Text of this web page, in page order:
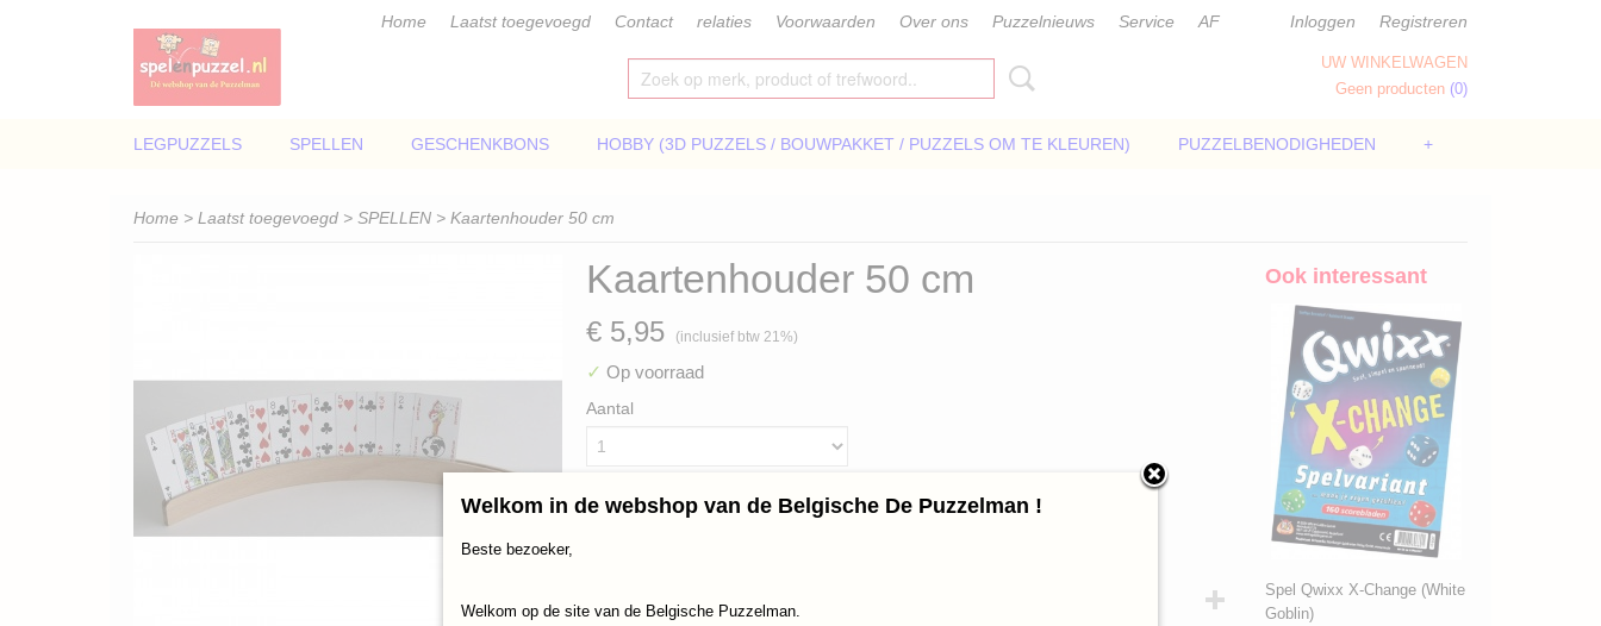
Home Laatst toegevoegd Contact relaties Voorwaarden Over ons Puzzelnieuws Service AF Inloggen Registreren
UW WINKELWAGEN
Geen producten (0)
LEGPUZZELS SPELLEN GESCHENKBONS HOBBY (3D PUZZELS / BOUWPAKKET / PUZZELS OM TE KLEUREN) PUZZELBENODIGHEDEN +
Home > Laatst toegevoegd > SPELLEN > Kaartenhouder 50 cm
Kaartenhouder 50 cm
€ 5,95 (inclusief btw 21%)
✓ Op voorraad
Aantal
IN WINKELWAGEN
Ook interessant
Spel Qwixx X-Change (White
Goblin)
Welkom in de webshop van de Belgische De Puzzelman !
Beste bezoeker,
Welkom op de site van de Belgische Puzzelman.